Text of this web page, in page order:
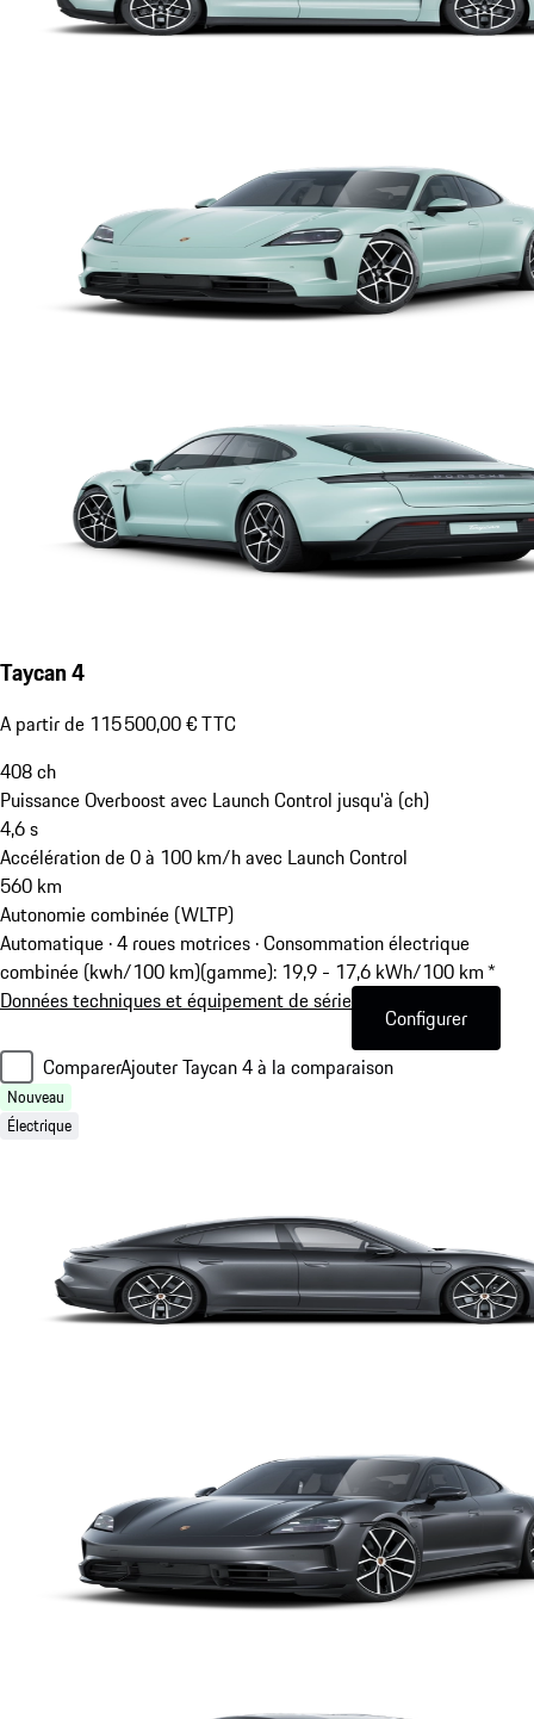
Taycan 4
A partir de 115 500,00 € TTC
408ch
Puissance Overboost avec Launch Control jusqu'à (ch)
4,6s
Accélération de 0 à 100 km/h avec Launch Control
560 km
Autonomie combinée (WLTP)
Automatique · 4 roues motrices ·Consommation électrique
combinée (kwh/100 km)(gamme): 19,9 - 17,6 kWh/100 km *
Données techniques et équipement de série
Configurer
ComparerAjouter Taycan 4 à la comparaison
Nouveau
Électrique